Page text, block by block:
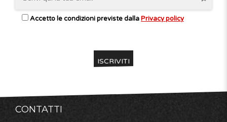
Accetto le condizioni previste dallaPrivacy policy
CONTATTI